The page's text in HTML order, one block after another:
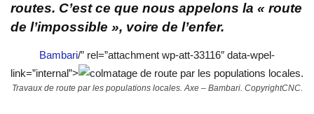
routes. C’est ce que nous appelons la « route
de l’impossible », voire de l’enfer.
Bambari/” rel=”attachment wp-att-33116″ data-wpel-
link=”internal”>
Travaux de route par les populations locales. Axe – Bambari. CopyrightCNC.